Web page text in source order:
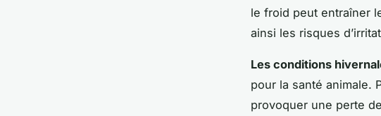
le froid peut entraîner
ainsi les risques
Les conditions
pour la santé animale.
provoquer une perte